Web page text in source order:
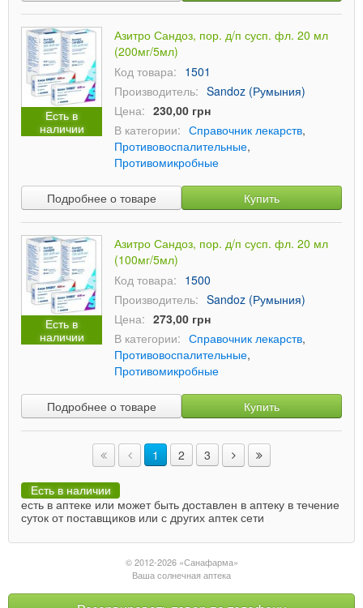
Есть в
наличии
Азитро Сандоз, пор. д/п сусп. фл. 20 мл
(200мг/5мл)
Код товара: 1501
Производитель: Sandoz (Румыния)
Цена: 230,00 грн
В категории: Справочник лекарств,
Противовоспалительные,
Противомикробные
Подробнее о товаре Купить
Есть в
наличии
Азитро Сандоз, пор. д/п сусп. фл. 20 мл
(100мг/5мл)
Код товара: 1500
Производитель: Sandoz (Румыния)
Цена: 273,00 грн
В категории: Справочник лекарств,
Противовоспалительные,
Противомикробные
Подробнее о товаре Купить
1 2 3
Есть в наличии
есть в аптеке или может быть доставлен в аптеку в течение
суток от поставщиков или с других аптек сети
© 2012-2026 «Санафарма»
Ваша солнечная аптека